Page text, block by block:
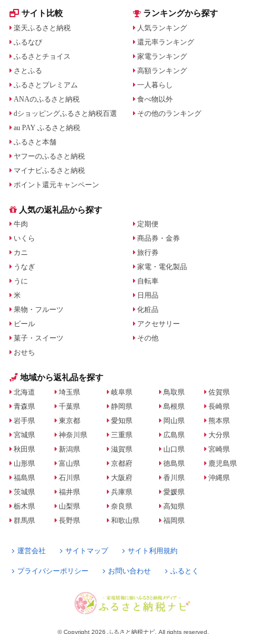
サイト比較
楽天ふるさと納税
ふるなび
ふるさとチョイス
さとふる
ふるさとプレミアム
ANAのふるさと納税
dショッピングふるさと納税百選
au PAY ふるさと納税
ふるさと本舗
ヤフーのふるさと納税
マイナビふるさと納税
ポイント還元キャンペーン
ランキングから探す
人気ランキング
還元率ランキング
家電ランキング
高額ランキング
一人暮らし
食べ物以外
その他のランキング
人気の返礼品から探す
牛肉
いくら
カニ
うなぎ
うに
米
果物・フルーツ
ビール
菓子・スイーツ
おせち
定期便
商品券・金券
旅行券
家電・電化製品
自転車
日用品
化粧品
アクセサリー
その他
地域から返礼品を探す
北海道
青森県
岩手県
宮城県
秋田県
山形県
福島県
茨城県
栃木県
群馬県
埼玉県
千葉県
東京都
神奈川県
新潟県
富山県
石川県
福井県
山梨県
長野県
岐阜県
静岡県
愛知県
三重県
滋賀県
京都府
大阪府
兵庫県
奈良県
和歌山県
鳥取県
島根県
岡山県
広島県
山口県
徳島県
香川県
愛媛県
高知県
福岡県
佐賀県
長崎県
熊本県
大分県
宮崎県
鹿児島県
沖縄県
運営会社 サイトマップ サイト利用規約
プライバシーポリシー お問い合わせ ふるとく
© Copyright 2026 ふるさと納税ナビ. All rights reserved.